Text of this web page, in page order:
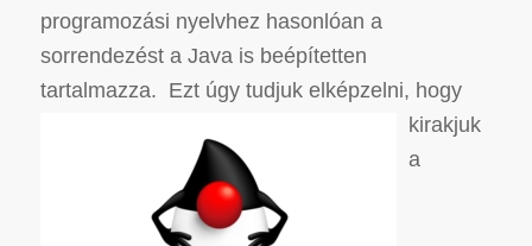
programozási nyelvhez hasonlóan a
sorrendezést a Java is beépítetten
tartalmazza. Ezt úgy tudjuk elképzelni, hogy
kirakjuk
a